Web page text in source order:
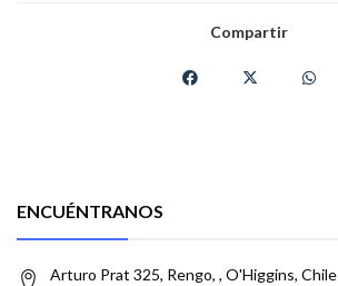
Compartir
ENCUÉNTRANOS
Arturo Prat 325, Rengo, , O'Higgins, Chile